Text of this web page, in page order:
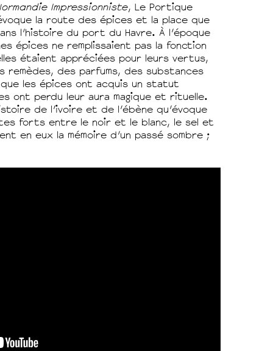
Impressionniste, Le Portique
la route des épices et la place que
l’histoire du port du Havre. À l’époque
épices ne remplissaient pas la fonction
étaient appréciées pour leurs vertus,
remèdes, des parfums, des substances
que les épices ont acquis un statut
ont perdu leur aura magique et rituelle.
de l’ivoire et de l’ébène qu’évoque
forts entre le noir et le blanc, le sel et
en eux la mémoire d’un passé sombre ;